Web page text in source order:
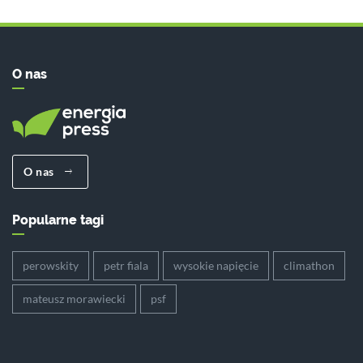
O nas
O nas
Popularne tagi
perowskity petr fiala wysokie napięcie climathon
mateusz morawiecki psf